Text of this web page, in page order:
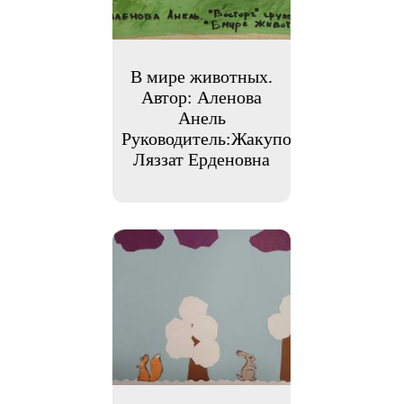
В мире животных.
Автор: Аленова
Анель
Руководитель:Жакупова
Ляззат Ерденовна